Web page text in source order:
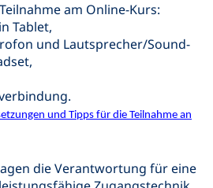
am Online-Kurs:
Tablet,
und Lautsprecher/Sound-
und Tipps für die Teilnahme an
die Verantwortung für eine